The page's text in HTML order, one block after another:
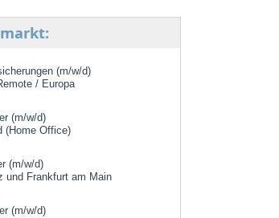
(m/w/d)
/ Europa
(m/w/d)
(Home Office)
(m/w/d)
und Frankfurt am Main
(m/w/d)